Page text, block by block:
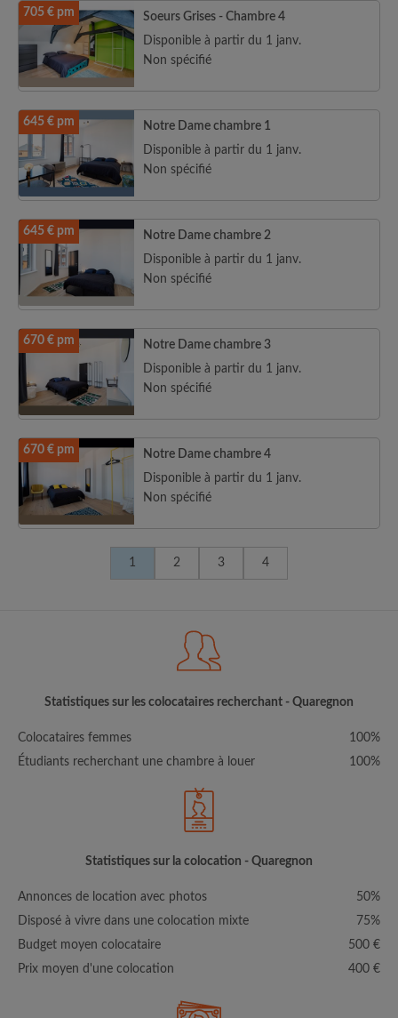
705 € pm
Soeurs Grises - Chambre 4
Disponible à partir du 1 janv.
Non spécifié
645 € pm
Notre Dame chambre 1
Disponible à partir du 1 janv.
Non spécifié
645 € pm
Notre Dame chambre 2
Disponible à partir du 1 janv.
Non spécifié
670 € pm
Notre Dame chambre 3
Disponible à partir du 1 janv.
Non spécifié
670 € pm
Notre Dame chambre 4
Disponible à partir du 1 janv.
Non spécifié
1 2 3 4
Statistiques sur les colocataires recherchant - Quaregnon
Colocataires femmes
100%
Étudiants recherchant une chambre à louer
100%
Statistiques sur la colocation - Quaregnon
Annonces de location avec photos
50%
Disposé à vivre dans une colocation mixte
75%
Budget moyen colocataire
500 €
Prix moyen d'une colocation
400 €